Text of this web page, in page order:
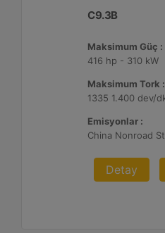
C9.3B
Maksimum Güç :
416 hp - 310 kW
Maksimum Tork :
Emisyonlar :
Detay